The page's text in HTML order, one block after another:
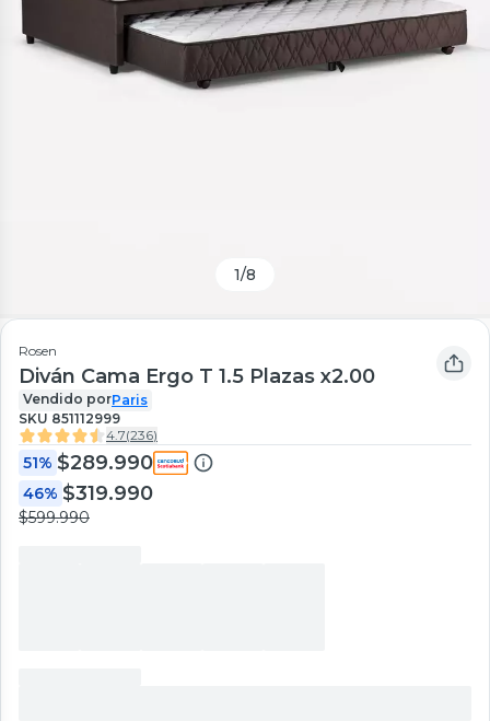
1/8
Rosen
Diván Cama Ergo T 1.5 Plazas x2.00
Vendido porParis
SKU 851112999
4.7(236)
51% $289.990
46% $319.990
$599.990